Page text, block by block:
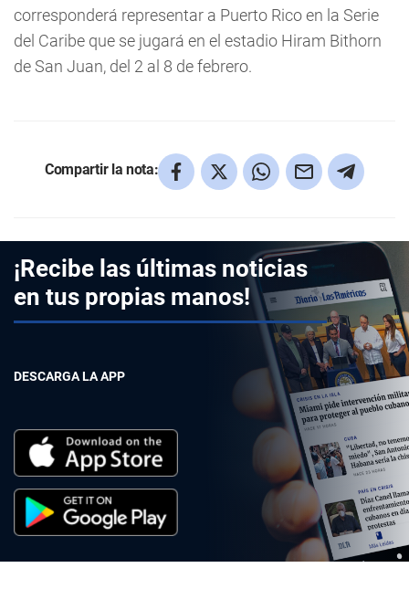
corresponderá representar a Puerto Rico en la Serie
del Caribe que se jugará en el estadio Hiram Bithorn
de San Juan, del 2 al 8 de febrero.
Compartir la nota:
¡Recibe las últimas noticias
en tus propias manos!
DESCARGA LA APP